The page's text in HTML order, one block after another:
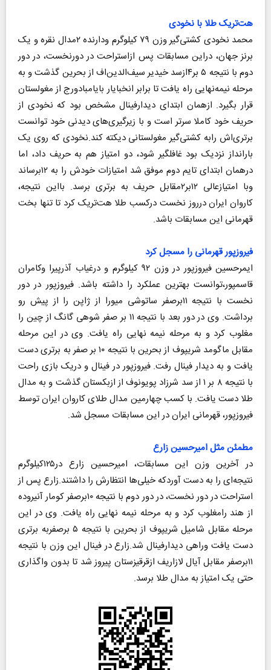
هت‌تریک طلا با نخودی
محمد نخودی کشتی‌گیر وزن ۷۹ کیلوگرم ودارنده ۲مدال نقره و یک
برنز جهان، دراین مسابقات پس ازاستراحت در دورنخست، در دور
دوم با نتیجه ۵ بر۴ازسد خیدیر سیف‌الدین‌اف از بحرین گذشت و به
مرحله نیمه‌نهایی راه یافت تا برابر انخبایار بایامبادورج از مغولستان
قرار بگیرد. ازهمان ابتدای دیدارفینال مشخص بود که نخودی از
حریف خود کاملا سرتر است و با زیرگیری‌های دیدنی خود توانست
برتری‌اش رابه کشتی‌گیر مغولستانی دیکته کند.نخودی که روی یک
بارانداز نزدیک بود غافلگیر شود، دو امتیاز هم به حریف داد، اما
درهمان ابتدای تایم دوم موفق شد امتیازات خودش را به ۱۲برساند
وبا امتیازعالی ۱۲بر۲مقابل حریف به برتری برسد. بااین نتیجه،
کاروان ایران درروز نخست درکسب طلا هت‌تریک کرد تا تنها بخت
قهرمانی این مسابقات باشد.
فیروزپور قهرمانی را مسجل کرد
ایمرحسین فیروزپور در وزن ۹۲ کیلوگرم و درغیاب آذرپیرا وکامران
قاسمپور،توانست بهترین عملکرد را داشته باشد. فیروزپور در دور
نخست با نتیجه ۱۱برصفر ساتوشی میورا از ژاپن را از پیش رو
برداشت. وی در دور بعد با نتیجه ۱۱ بر صفر شوهی گانگ از چین را
مغلوب کرد و به مرحله نیمه نهایی راه یافت. وی در این مرحله
مقابل ماگومد شریپوف از بحرین با نتیجه ۱۰ بر صفر به برتری دست
یافت و به دیدار فینال رفت. فیروزپور در فینال و دریک بازی راحت
با نتیجه ۸ بر ۱ از سد شرزاد پویونوف از ازبکستان گذشت و به مدال
طلا دست یافت. با کسب چهارمین مدال طلای کاروان ایران توسط
فیروزپور، قهرمانی ایران در این مسابقات مسجل شد.
مطمئن مثل امیرحسین زارع
در آخرین وزن این مسابقات، امیرحسین زارع در۱۲۵کیلوگرم
نتیجه‌ای را به دست آوردکه خیلی‌ها انتظارش را داشتند.زارع پس از
استراحت در دور نخست، در دور دوم با نتیجه ۱۰برصفر کومار آنیروده
از هند رامغلوب کرد و به مرحله نیمه نهایی راه یافت. وی در این
مرحله مقابل شامیل شریپوف از بحرین با نتیجه ۵ برصفربه برتری
دست یافت وراهی دیدارفینال شد.زارع در فینال این وزن با نتیجه
۱۱برصفر مقابل آیال لازاریف ازقرقیزستان پیروز شد تا بدون واگذاری
حتی یک امتیاز به مدال طلا برسد.